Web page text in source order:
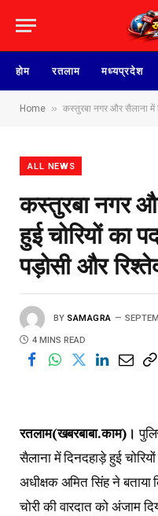
होम रतलाम मध्यप्रदेश
Home » कस्तुरबा नगर और सैलाना में दिनदहाड़े
ALL NEWS
कस्तुरबा नगर
हुई चोरियों का
पड़ोसी और
BY SAMAGRA
4 MINS READ
रतलाम(खबरबाबा.काम)।
सैलाना में दिनदहाड़े हुई
अधीक्षक अमित सिंह ने बताया
चोरी की वारदात को अंजाम